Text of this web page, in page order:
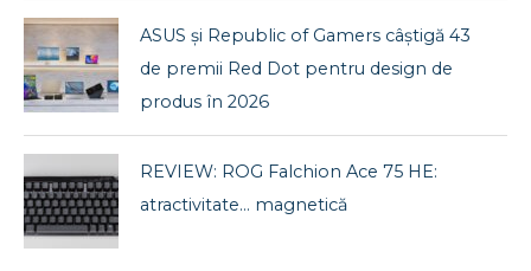
ASUS și Republic of Gamers câștigă 43
de premii Red Dot pentru design de
produs în 2026
REVIEW: ROG Falchion Ace 75 HE:
atractivitate… magnetică